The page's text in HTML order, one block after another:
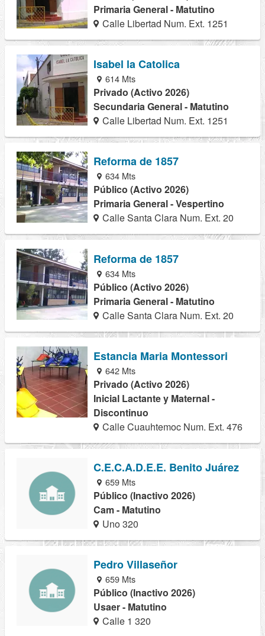
Primaria General - Matutino
Calle Libertad Num. Ext. 1251
Isabel la Catolica
614 Mts
Privado (Activo 2026)
Secundaria General - Matutino
Calle Libertad Num. Ext. 1251
Reforma de 1857
634 Mts
Público (Activo 2026)
Primaria General - Vespertino
Calle Santa Clara Num. Ext. 20
Reforma de 1857
634 Mts
Público (Activo 2026)
Primaria General - Matutino
Calle Santa Clara Num. Ext. 20
Estancia Maria Montessori
642 Mts
Privado (Activo 2026)
Inicial Lactante y Maternal -
Discontinuo
Calle Cuauhtemoc Num. Ext. 476
C.E.C.A.D.E.E. Benito Juárez
659 Mts
Público (Inactivo 2026)
Cam - Matutino
Uno 320
Pedro Villaseñor
659 Mts
Público (Inactivo 2026)
Usaer - Matutino
Calle 1 320